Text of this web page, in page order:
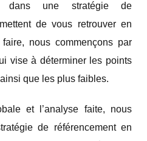
dans une stratégie de
de vous retrouver en
nous commençons par
vise à déterminer les points
que les plus faibles.
et l’analyse faite, nous
de référencement en